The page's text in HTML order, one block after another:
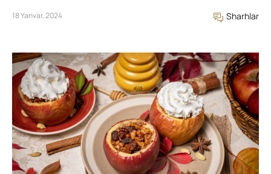
18 Yanvar, 2024 Sharhlar